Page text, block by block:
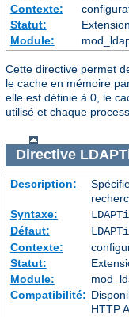
Contexte:
Statut:
Extension
Module:
Cette directive permet
le cache en mémoire
elle est définie à 0, le
utilisé et chaque
Directive
Description:
Syntaxe:
Défaut:
Contexte:
Statut:
Module:
Compatibilité:
HTTP